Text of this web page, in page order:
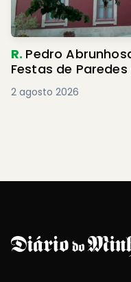
R. Pedro
Festas de
2 agosto 2026